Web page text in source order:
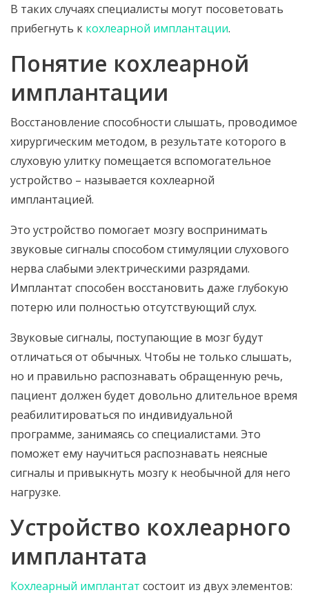
В таких случаях специалисты могут посоветовать
прибегнуть к кохлеарной имплантации.
Понятие кохлеарной
имплантации
Восстановление способности слышать, проводимое
хирургическим методом, в результате которого в
слуховую улитку помещается вспомогательное
устройство – называется кохлеарной
имплантацией.
Это устройство помогает мозгу воспринимать
звуковые сигналы способом стимуляции слухового
нерва слабыми электрическими разрядами.
Имплантат способен восстановить даже глубокую
потерю или полностью отсутствующий слух.
Звуковые сигналы, поступающие в мозг будут
отличаться от обычных. Чтобы не только слышать,
но и правильно распознавать обращенную речь,
пациент должен будет довольно длительное время
реабилитироваться по индивидуальной
программе, занимаясь со специалистами. Это
поможет ему научиться распознавать неясные
сигналы и привыкнуть мозгу к необычной для него
нагрузке.
Устройство кохлеарного
имплантата
Кохлеарный имплантат состоит из двух элементов: